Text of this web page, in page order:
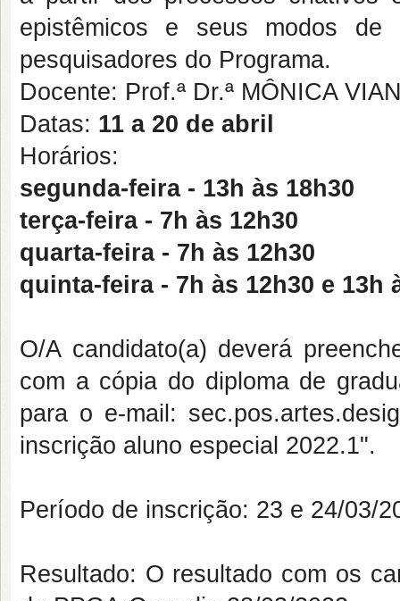
epistêmicos e seus modos de
pesquisadores do Programa.
Docente: Prof.ª Dr.ª MÔNICA
Datas: 11 a 20 de abril
Horários:
segunda-feira - 13h às 18h30
terça-feira - 7h às 12h30
quarta-feira - 7h às 12h30
quinta-feira - 7h às 12h30 e 13h
O/A candidato(a) deverá
com a cópia do diploma de
para o e-mail:
inscrição aluno especial 2022.1".
Período de inscrição: 23 e 24/03/
Resultado: O resultado com os